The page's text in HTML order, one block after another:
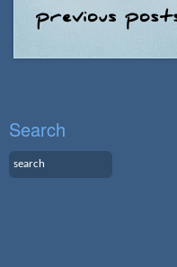
Search